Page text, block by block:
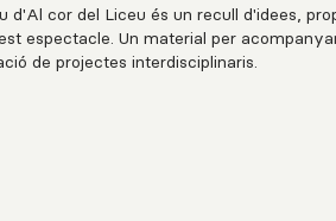
d'Al cor del Liceu és un recull d'idees,
espectacle. Un material per
de projectes interdisciplinaris.